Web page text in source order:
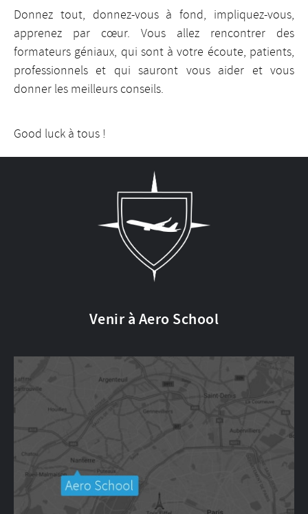
Donnez tout, donnez-vous à fond, impliquez-vous,
apprenez par cœur. Vous allez rencontrer des
formateurs géniaux, qui sont à votre écoute, patients,
professionnels et qui sauront vous aider et vous
donner les meilleurs conseils.
Good luck à tous !
Venir à Aero School